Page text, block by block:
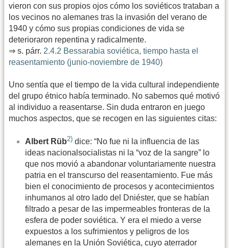
vieron con sus propios ojos cómo los soviéticos trataban a
los vecinos no alemanes tras la invasión del verano de
1940 y cómo sus propias condiciones de vida se
deterioraron repentina y radicalmente.
⇒ s. párr. 2.4.2 Bessarabia soviética, tiempo hasta el
reasentamiento (junio-noviembre de 1940)
Uno sentía que el tiempo de la vida cultural independiente
del grupo étnico había terminado. No sabemos qué motivó
al individuo a reasentarse. Sin duda entraron en juego
muchos aspectos, que se recogen en las siguientes citas:
Albert Rüb2) dice: “No fue ni la influencia de las
ideas nacionalsocialistas ni la “voz de la sangre” lo
que nos movió a abandonar voluntariamente nuestra
patria en el transcurso del reasentamiento. Fue más
bien el conocimiento de procesos y acontecimientos
inhumanos al otro lado del Dniéster, que se habían
filtrado a pesar de las impermeables fronteras de la
esfera de poder soviética. Y era el miedo a verse
expuestos a los sufrimientos y peligros de los
alemanes en la Unión Soviética, cuyo aterrador